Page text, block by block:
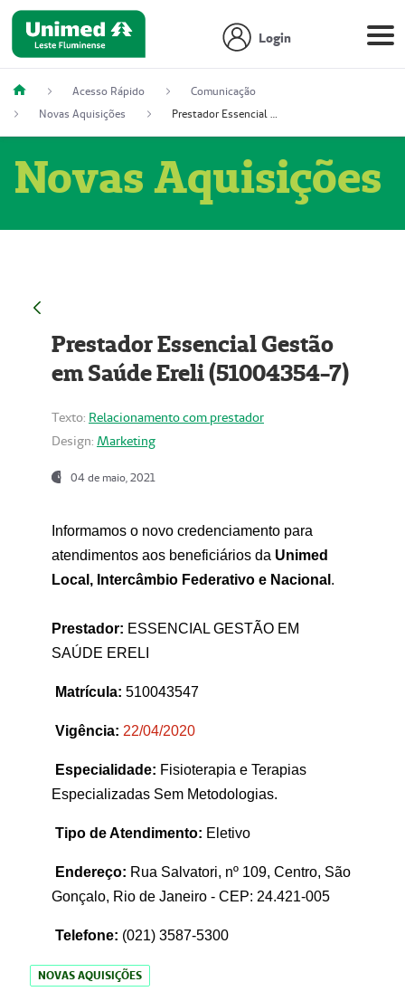
Login
Acesso Rápido
Comunicação
Novas Aquisições
Prestador Essencial Gestão em Saúde Ereli (51004354-7)
Novas Aquisições
Prestador Essencial Gestão
em Saúde Ereli (51004354-7)
Texto: Relacionamento com prestador
Design: Marketing
04 de maio, 2021
Informamos o novo credenciamento para
atendimentos aos beneficiários da Unimed
Local, Intercâmbio Federativo e Nacional .
Prestador: ESSENCIAL GESTÃO EM
SAÚDE ERELI
Matrícula: 510043547
Vigência: 22/04/2020
Especialidade: Fisioterapia e Terapias
Especializadas Sem Metodologias.
Tipo de Atendimento: Eletivo
Endereço: Rua Salvatori, nº 109, Centro, São
Gonçalo, Rio de Janeiro - CEP: 24.421-005
Telefone: (021) 3587-5300
NOVAS AQUISIÇÕES